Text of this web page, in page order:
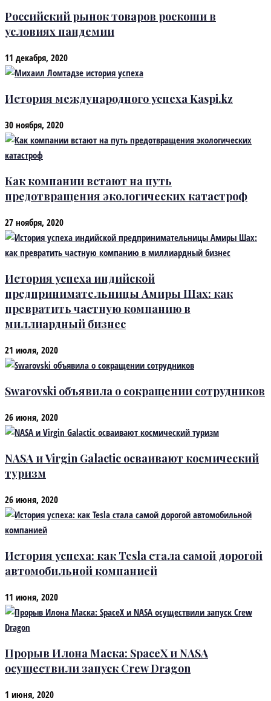
Российский рынок товаров роскоши в
условиях пандемии
11 декабря, 2020
История международного успеха Kaspi.kz
30 ноября, 2020
Как компании встают на путь
предотвращения экологических катастроф
27 ноября, 2020
История успеха индийской
предпринимательницы Амиры Шах: как
превратить частную компанию в
миллиардный бизнес
21 июля, 2020
Swarovski объявила о сокращении сотрудников
26 июня, 2020
NASA и Virgin Galactic осваивают космический
туризм
26 июня, 2020
История успеха: как Tesla стала самой дорогой
автомобильной компанией
11 июня, 2020
Прорыв Илона Маска: SpaceX и NASA
осуществили запуск Crew Dragon
1 июня, 2020